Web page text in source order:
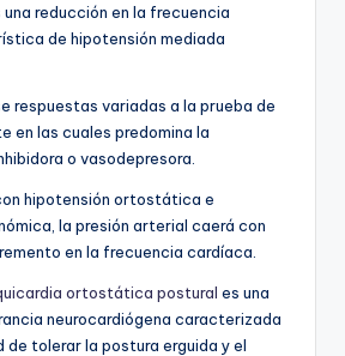
reducción en la frecuencia
de hipotensión mediada
respuestas variadas a la prueba de
en las cuales predomina la
o vasodepresora.
hipotensión ortostática e
la presión arterial caerá con
en la frecuencia cardíaca.
ortostática postural es una
neurocardiógena caracterizada
de tolerar la postura erguida y el